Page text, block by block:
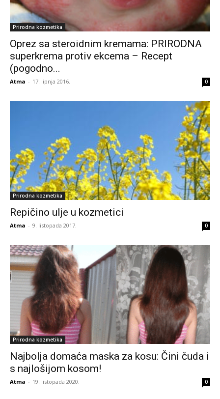
Prirodna kozmetika
Oprez sa steroidnim kremama: PRIRODNA
superkrema protiv ekcema – Recept
(pogodno...
Atma - 17. lipnja 2016. 0
Prirodna kozmetika
Repičino ulje u kozmetici
Atma - 9. listopada 2017. 0
Prirodna kozmetika
Najbolja domaća maska za kosu: Čini čuda i
s najlošijom kosom!
Atma - 19. listopada 2020. 0